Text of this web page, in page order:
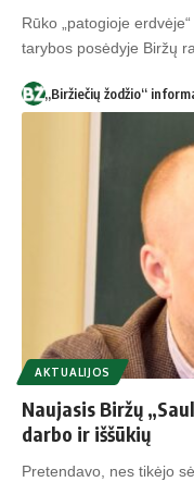
Rūko „patogioje
tarybos posėdyje Biržų
„Biržiečių žodžio“
AKTUALIJOS
Naujasis Biržų
darbo ir iššūkių
Pretendavo, nes tikėjo